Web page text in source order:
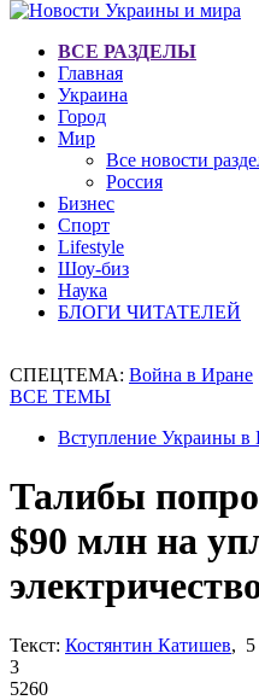
ВСЕ РАЗДЕЛЫ
Главная
Украина
Город
Мир
Все новости
Россия
Бизнес
Спорт
Lifestyle
Шоу-биз
Наука
БЛОГИ ЧИТАТЕЛЕЙ
СПЕЦТЕМА: Война в Иране
ВСЕ ТЕМЫ
Вступление Украины в
Талибы
$90 млн на
Текст: Костянтин Катишев, 5
3
5260